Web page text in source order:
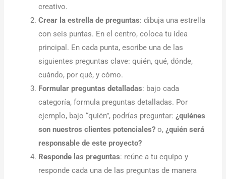
creativo.
Crear la estrella de preguntas: dibuja una estrella
con seis puntas. En el centro, coloca tu idea
principal. En cada punta, escribe una de las
siguientes preguntas clave: quién, qué, dónde,
cuándo, por qué, y cómo.
Formular preguntas detalladas: bajo cada
categoría, formula preguntas detalladas. Por
ejemplo, bajo “quién”, podrías preguntar: ¿quiénes
son nuestros clientes potenciales? o, ¿quién será
responsable de este proyecto?
Responde las preguntas: reúne a tu equipo y
responde cada una de las preguntas de manera